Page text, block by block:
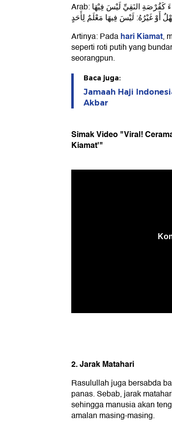
Arab: يُحْشَرُ النَّاسُ يَوْمَ الْقِيَامَةِ عَلَى أَرْضٍ بَيْضَاءَ عَفْرَاءَ كَقُرْصَةِ النَقِيِّ لَيْسَ فِيْهَا
أَوْ غَيْرُهُ: لَيْسَ فِيهَا مَعْلَمٌ لِأَحَدٍ
Artinya: Padahari Kiamat,
seperti roti putih yang
seorangpun.
Baca juga:
Jamaah Haji
Akbar
Simak Video "Viral!
Kiamat'"
2. Jarak Matahari
Rasulullah juga bersabda
panas. Sebab, jarak
sehingga manusia akan
amalan masing-masing.